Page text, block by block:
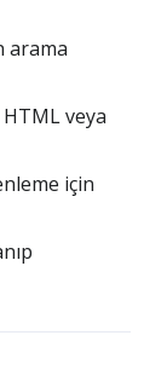
arama
veya
için